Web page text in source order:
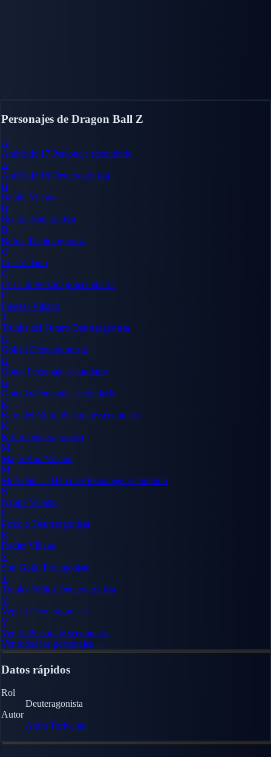
Personajes de Dragon Ball Z
A
Androide 17 Personaje secundario
A
Androide 18 Deuteragonista
B
Babidi Villano
B
Beerus Antagonista
B
Bulma Deuteragonista
C
Cell Villano
C
Chi-Chi Personaje secundario
F
FreezerVillano
T
Trunks del Futuro Deuteragonista
G
Gohan Deuteragonista
G
Goten Personaje secundario
G
Gotenks Personaje secundario
K
Kaio del Norte Personaje secundario
K
Krilin Deuteragonista
M
Majin Buu Villano
M
Mr Satan — Hércules Personaje secundario
N
Nappa Villano
P
Piccolo Deuteragonista
R
Raditz Villano
S
Son Goku Protagonista
T
Trunks (Niño) Deuteragonista
V
Vegeta Deuteragonista
V
Vegito Personaje secundario
Ver todos los personajes →
Datos rápidos
Rol
Deuteragonista
Autor
Akira Toriyama